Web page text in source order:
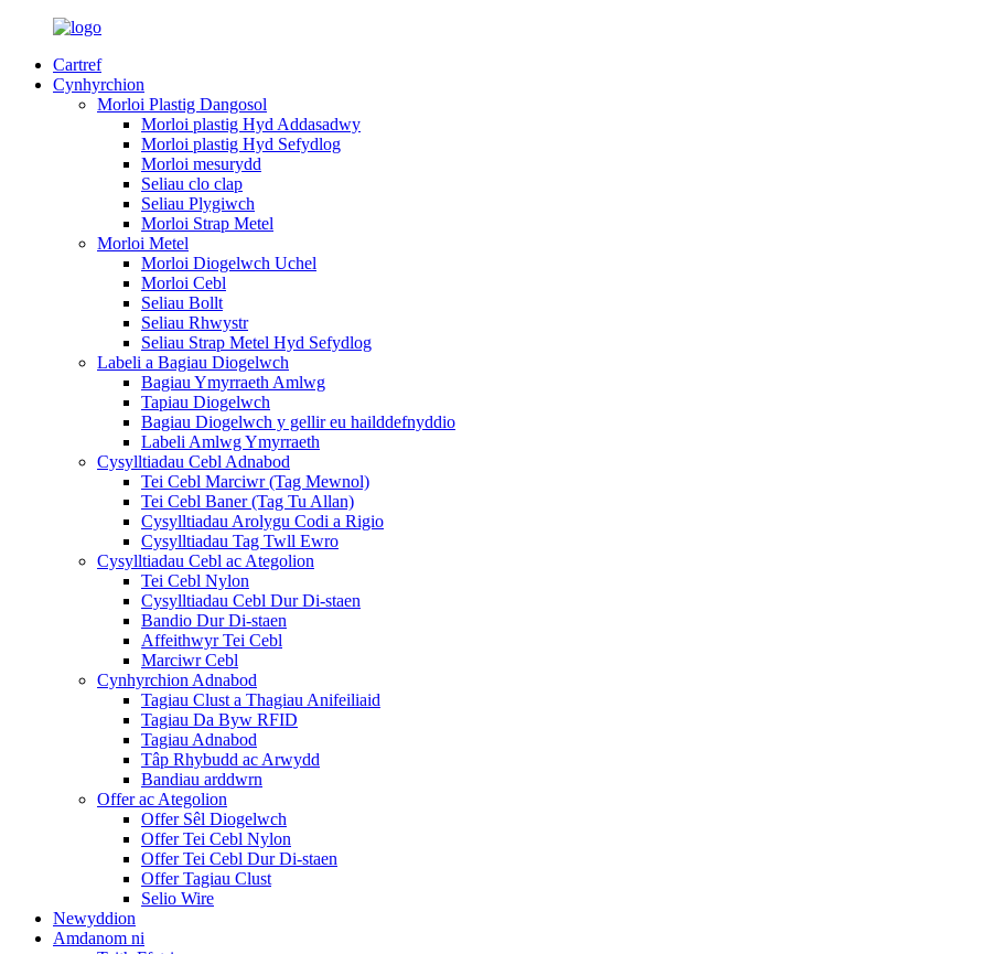
Cartref
Cynhyrchion
Morloi Plastig Dangosol
Morloi plastig Hyd Addasadwy
Morloi plastig Hyd Sefydlog
Morloi mesurydd
Seliau clo clap
Seliau Plygiwch
Morloi Strap Metel
Morloi Metel
Morloi Diogelwch Uchel
Morloi Cebl
Seliau Bollt
Seliau Rhwystr
Seliau Strap Metel Hyd Sefydlog
Labeli a Bagiau Diogelwch
Bagiau Ymyrraeth Amlwg
Tapiau Diogelwch
Bagiau Diogelwch y gellir eu hailddefnyddio
Labeli Amlwg Ymyrraeth
Cysylltiadau Cebl Adnabod
Tei Cebl Marciwr (Tag Mewnol)
Tei Cebl Baner (Tag Tu Allan)
Cysylltiadau Arolygu Codi a Rigio
Cysylltiadau Tag Twll Ewro
Cysylltiadau Cebl ac Ategolion
Tei Cebl Nylon
Cysylltiadau Cebl Dur Di-staen
Bandio Dur Di-staen
Affeithwyr Tei Cebl
Marciwr Cebl
Cynhyrchion Adnabod
Tagiau Clust a Thagiau Anifeiliaid
Tagiau Da Byw RFID
Tagiau Adnabod
Tâp Rhybudd ac Arwydd
Bandiau arddwrn
Offer ac Ategolion
Offer Sêl Diogelwch
Offer Tei Cebl Nylon
Offer Tei Cebl Dur Di-staen
Offer Tagiau Clust
Selio Wire
Newyddion
Amdanom ni